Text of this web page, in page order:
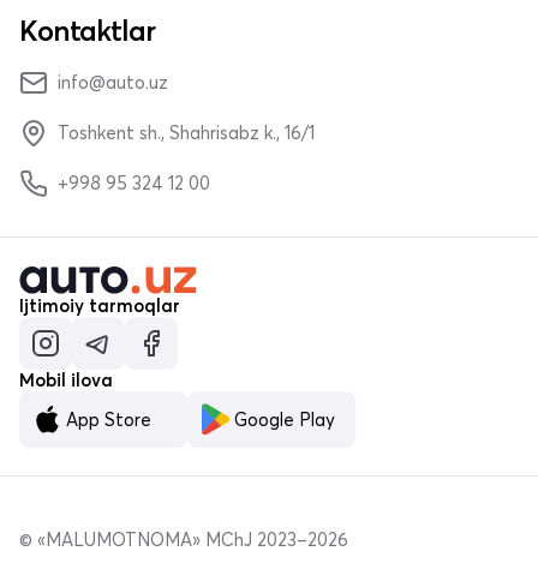
Kontaktlar
info@auto.uz
Toshkent sh., Shahrisabz k., 16/1
+998 95 324 12 00
Ijtimoiy tarmoqlar
Mobil ilova
App Store
Google Play
© «MALUMOTNOMA» MChJ 2023–2026